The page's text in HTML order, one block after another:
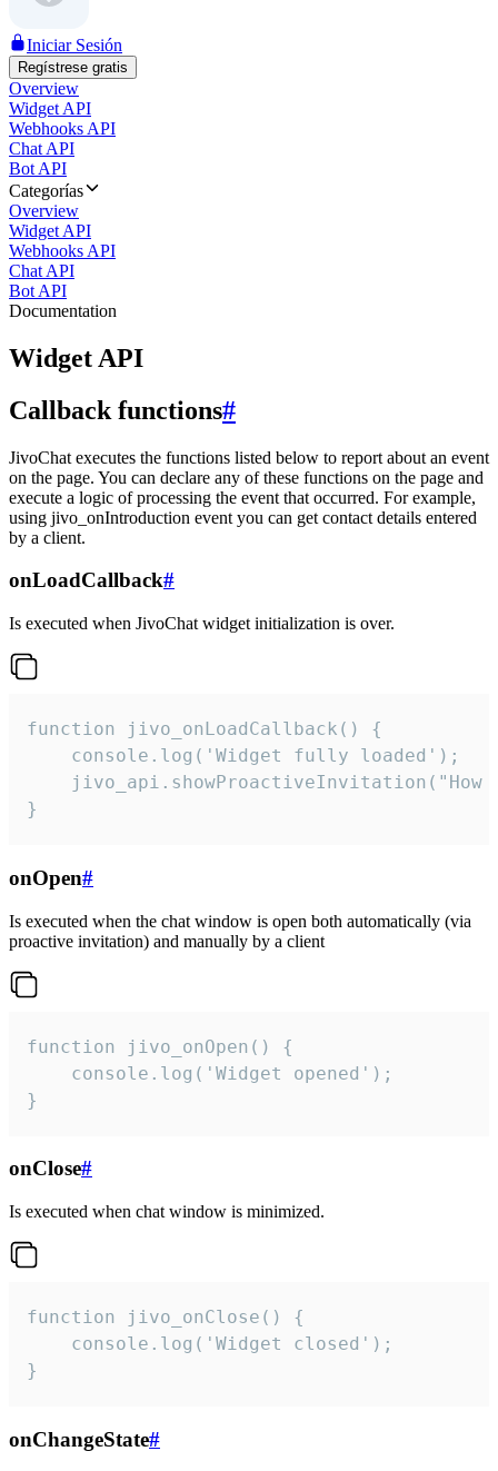
Iniciar Sesión
Regístrese gratis
Overview
Widget API
Webhooks API
Chat API
Bot API
Categorías
Overview
Widget API
Webhooks API
Chat API
Bot API
Documentation
Widget API
Callback functions#
JivoChat executes the functions listed below to report about an event
on the page. You can declare any of these functions on the page and
execute a logic of processing the event that occurred. For example,
using jivo_onIntroduction event you can get contact details entered
by a client.
onLoadCallback#
Is executed when JivoChat widget initialization is over.
function jivo_onLoadCallback() {
    console.log('Widget fully loaded');
jivo_api.showProactiveInvitation("How
}
onOpen#
Is executed when the chat window is open both automatically (via
proactive invitation) and manually by a client
function jivo_onOpen() {
    console.log('Widget opened');
}
onClose#
Is executed when chat window is minimized.
function jivo_onClose() {
    console.log('Widget closed');
}
onChangeState#